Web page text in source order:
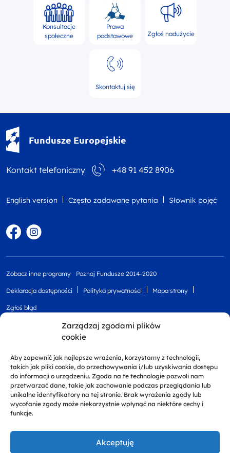
Zarządzaj zgodami plików
cookie
Aby zapewnić jak najlepsze wrażenia, korzystamy z technologii,
takich jak pliki cookie, do przechowywania i/lub uzyskiwania dostępu
do informacji o urządzeniu. Zgoda na te technologie pozwoli nam
przetwarzać dane, takie jak zachowanie podczas przeglądania lub
unikalne identyfikatory na tej stronie. Brak wyrażenia zgody lub
wycofanie zgody może niekorzystnie wpłynąć na niektóre cechy i
funkcje.
Akceptuję
Konsultacje
społeczne
Prawa
podstawowe
Zgłoś nadużycie
Skontaktuj się
Fundusze Europejskie
Kontakt telefoniczny +48 91 452 8906
English version Często zadawane pytania Słownik pojęć
FacebookInstagram
Zobacz inne programy Poznaj Fundusze 2014-2020
Deklaracja dostępności Polityka prywatności Mapa strony
Zgłoś błąd
Projekt finansowany przez Unię Europejską z
Europejskiego Funduszu Rozwoju Regionalnego w
Województwa Zachodniopomorskiego 2014 - 2020